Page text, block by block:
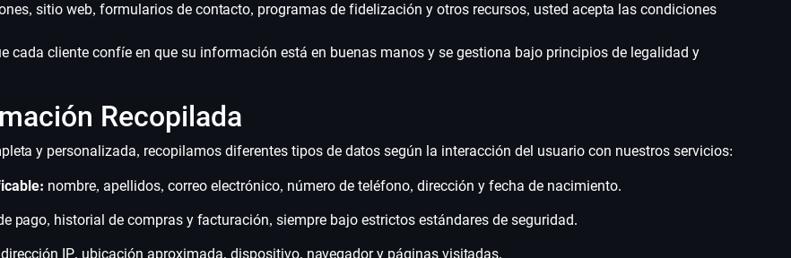
sitio web, formularios de contacto, programas de fidelización y otros recursos, usted acepta las condiciones
cada cliente confíe en que su información está en buenas manos y se gestiona bajo principios de legalidad y
Recopilada
y personalizada, recopilamos diferentes tipos de datos según la interacción del usuario con nuestros servicios:
nombre, apellidos, correo electrónico, número de teléfono, dirección y fecha de nacimiento.
pago, historial de compras y facturación, siempre bajo estrictos estándares de seguridad.
dirección IP, ubicación aproximada, dispositivo, navegador y páginas visitadas.